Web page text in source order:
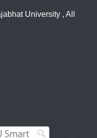
University , All